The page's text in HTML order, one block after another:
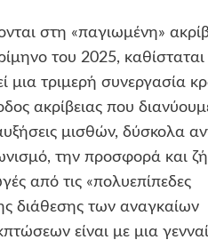
στη «παγιωμένη»
του 2025,
τριμερή συνεργασία
ακρίβειας που
μισθών, δύσκολα
την προσφορά και
από τις «πολυεπίπεδες
διάθεσης των αναγκαίων
είναι με μια